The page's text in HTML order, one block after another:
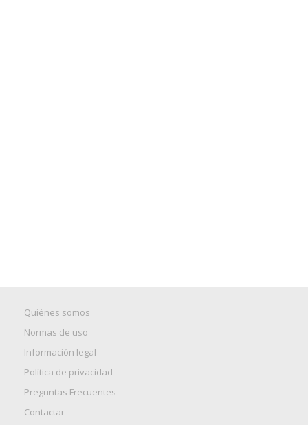
Quiénes somos
Normas de uso
Información legal
Política de privacidad
Preguntas Frecuentes
Contactar